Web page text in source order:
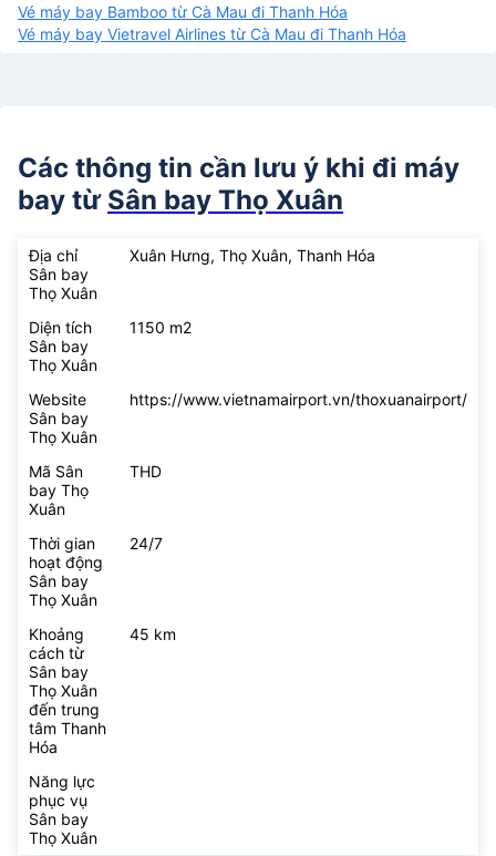
Vé máy bay Bamboo từ Cà Mau đi Thanh Hóa
Vé máy bay Vietravel Airlines từ Cà Mau đi Thanh Hóa
Các thông tin cần lưu ý khi đi máy
bay từ Sân bay Thọ Xuân
Địa chỉ
Sân bay
Thọ Xuân
Xuân Hưng, Thọ Xuân, Thanh Hóa
Diện tích
Sân bay
Thọ Xuân
1150 m2
Website
Sân bay
Thọ Xuân
https://www.vietnamairport.vn/thoxuanairport/
Mã Sân
bay Thọ
Xuân
THD
Thời gian
hoạt động
Sân bay
Thọ Xuân
24/7
Khoảng
cách từ
Sân bay
Thọ Xuân
đến trung
tâm Thanh
Hóa
45 km
Năng lực
phục vụ
Sân bay
Thọ Xuân